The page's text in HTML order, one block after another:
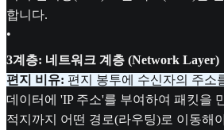
합니다.
•
3계층: 네트워크 계층 (Network Layer)
편지 비유: 편지 봉투에 수신자의 주소
데이터에 'IP 주소'를 부여하여 패킷을
적지까지 어떤 경로(라우팅)로 이동해